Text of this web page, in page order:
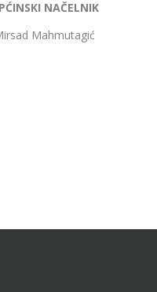
NAČELNIK
Mahmutagić